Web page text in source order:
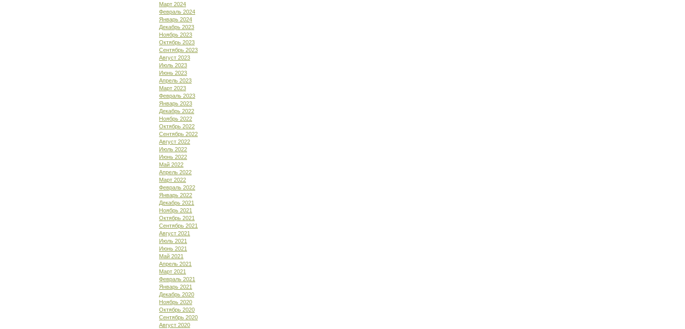
Март 2024
Февраль 2024
Январь 2024
Декабрь 2023
Ноябрь 2023
Октябрь 2023
Сентябрь 2023
Август 2023
Июль 2023
Июнь 2023
Апрель 2023
Март 2023
Февраль 2023
Январь 2023
Декабрь 2022
Ноябрь 2022
Октябрь 2022
Сентябрь 2022
Август 2022
Июль 2022
Июнь 2022
Май 2022
Апрель 2022
Март 2022
Февраль 2022
Январь 2022
Декабрь 2021
Ноябрь 2021
Октябрь 2021
Сентябрь 2021
Август 2021
Июль 2021
Июнь 2021
Май 2021
Апрель 2021
Март 2021
Февраль 2021
Январь 2021
Декабрь 2020
Ноябрь 2020
Октябрь 2020
Сентябрь 2020
Август 2020